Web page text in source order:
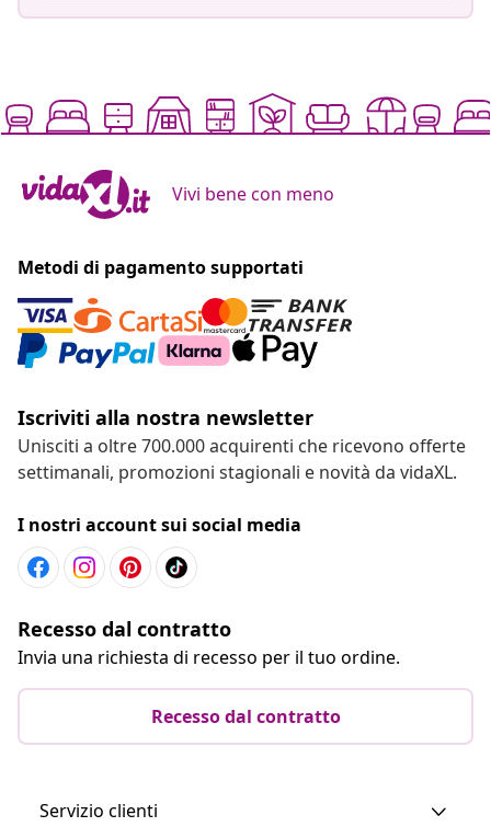
Vivi bene con meno
Metodi di pagamento supportati
Iscriviti alla nostra newsletter
Unisciti a oltre 700.000 acquirenti che ricevono offerte
settimanali, promozioni stagionali e novità da vidaXL.
I nostri account sui social media
Recesso dal contratto
Invia una richiesta di recesso per il tuo ordine.
Recesso dal contratto
Servizio clienti